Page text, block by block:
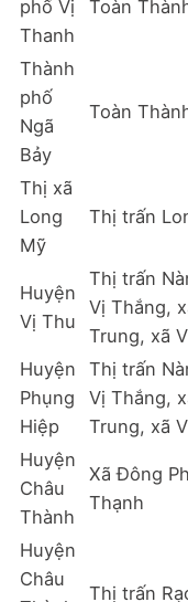
phố Vị
Thanh
Toàn
Thành
phố
Ngã
Bảy
Toàn
Thị xã
Long
Mỹ
Thị trấn
Huyện
Vị Thu
Thị trấn
Vị Thắng,
Trung, xã
Huyện
Phụng
Hiệp
Thị trấn
Vị Thắng,
Trung, xã
Huyện
Châu
Thành
Xã Đông
Thạnh
Huyện
Châu
Thị trấn